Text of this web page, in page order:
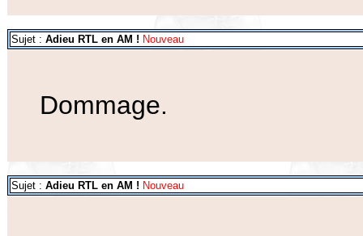
Sujet : Adieu RTL en AM ! Nouveau
Dommage.
Sujet : Adieu RTL en AM ! Nouveau